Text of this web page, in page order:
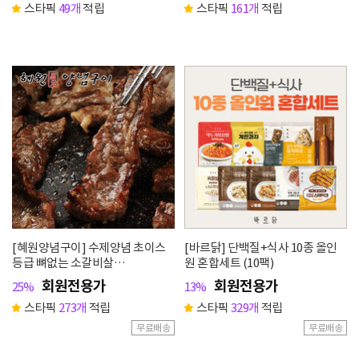
스타픽 49개적립 스타픽 161개 적립
[혜원양념구이] 수제양념 초이스
등급 뼈없는 소갈비살
1kg(500g+500g)
25% 회원전용가
스타픽 273개 적립
무료배송
[바르닭] 단백질+식사 10종 올인
원 혼합세트 (10팩)
13% 회원전용가
스타픽 329개 적립
무료배송